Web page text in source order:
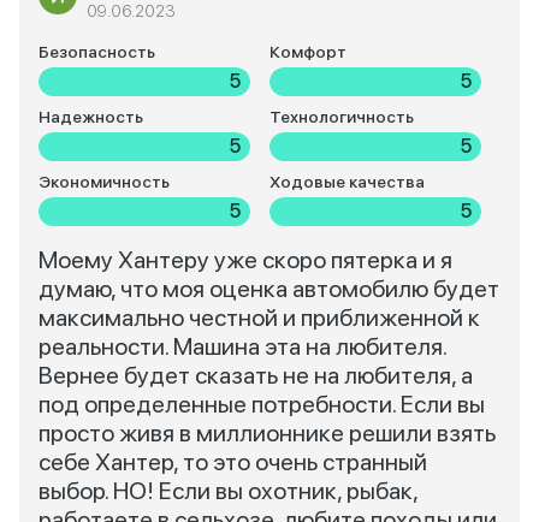
09.06.2023
Безопасность
5
Комфорт
5
Надежность
5
Технологичность
5
Экономичность
5
Ходовые качества
5
Моему Хантеру уже скоро пятерка и я
думаю, что моя оценка автомобилю будет
максимально честной и приближенной к
реальности. Машина эта на любителя.
Вернее будет сказать не на любителя, а
под определенные потребности. Если вы
просто живя в миллионнике решили взять
себе Хантер, то это очень странный
выбор. НО! Если вы охотник, рыбак,